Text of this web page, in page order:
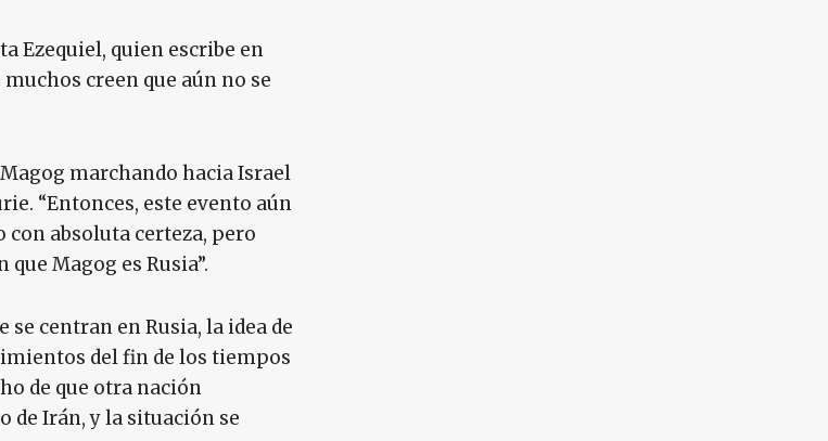
Ezequiel, quien escribe en
creen que aún no se
marchando hacia Israel
“Entonces, este evento aún
con absoluta certeza, pero
Magog es Rusia”.
centran en Rusia, la idea de
del fin de los tiempos
de que otra nación
de Irán, y la situación se